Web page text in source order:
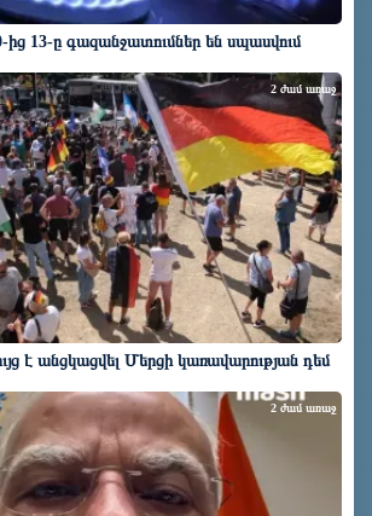
ից 13-ը գազանջատումներ են սպասվում
է անցկացվել Մերցի կառավարության դեմ
2 ժամ առաջ
2 ժամ առաջ